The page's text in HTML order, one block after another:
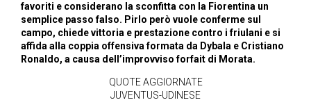
favoriti e considerano la sconfitta con la Fiorentina un
semplice passo falso. Pirlo però vuole conferme sul
campo, chiede vittoria e prestazione contro i friulani e si
affida alla coppia offensiva formata da Dybala e Cristiano
Ronaldo, a causa dell’improvviso forfait di Morata.
QUOTE AGGIORNATE
JUVENTUS-UDINESE